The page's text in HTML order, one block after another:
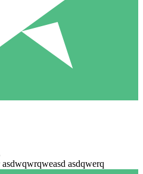
asdwqwrqweasd asdqwerq